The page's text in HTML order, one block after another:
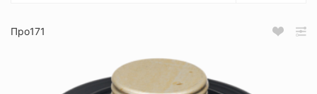
Про171